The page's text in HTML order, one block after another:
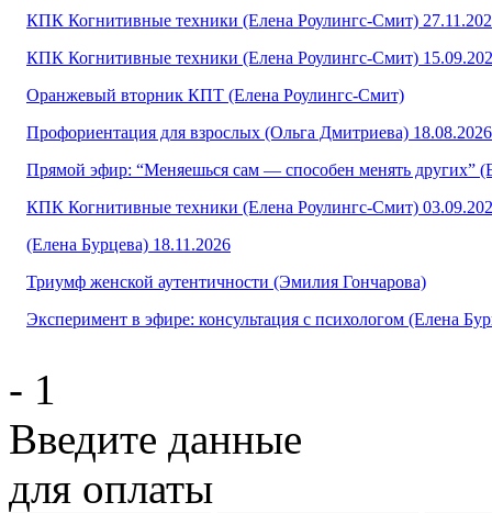
КПК Когнитивные техники (Елена Роулингс-Смит)
КПК Когнитивные техники (Елена Роулингс-Смит)
Оранжевый вторник КПТ (Елена Роулингс-Смит)
Профориентация для взрослых (Ольга Дмитриева) 18.08.2026
Прямой эфир: “Меняешься сам — способен менять других”
КПК Когнитивные техники (Елена Роулингс-Смит)
(Елена Бурцева) 18.11.2026
Триумф женской аутентичности (Эмилия Гончарова)
Эксперимент в эфире: консультация с психологом (Елена
- 1
Введите данные
для оплаты